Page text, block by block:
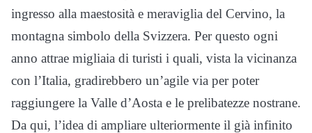
ingresso alla maestosità e meraviglia del Cervino, la
montagna simbolo della Svizzera. Per questo ogni
anno attrae migliaia di turisti i quali, vista la vicinanza
con l’Italia, gradirebbero un’agile via per poter
raggiungere la Valle d’Aosta e le prelibatezze nostrane.
Da qui, l’idea di ampliare ulteriormente il già infinito